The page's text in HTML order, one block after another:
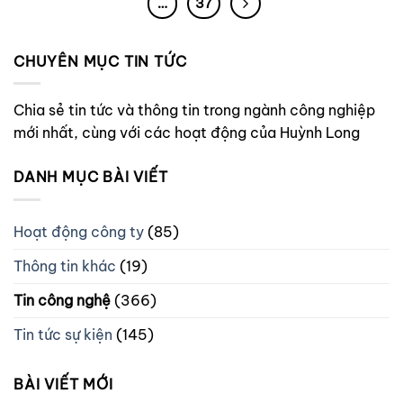
CHUYÊN MỤC TIN TỨC
Chia sẻ tin tức và thông tin trong ngành công nghiệp
mới nhất, cùng với các hoạt động của Huỳnh Long
DANH MỤC BÀI VIẾT
Hoạt động công ty (85)
Thông tin khác (19)
Tin công nghệ (366)
Tin tức sự kiện (145)
BÀI VIẾT MỚI